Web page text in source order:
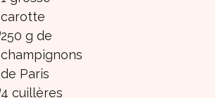
carotte
250 g de
champignons
de Paris
4 cuillères